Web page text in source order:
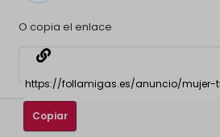
O copia el enlace
Copiar